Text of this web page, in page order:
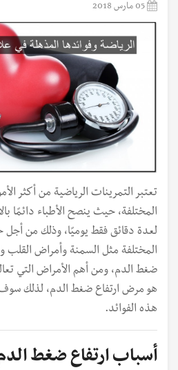
05 مارس 2018
تعتبر التمرينات الرياضية من أكثر
المختلفة، حيث ينصح الأطباء دائمًا
لعدة دقائق فقط يوميًا، وذلك من
المختلفة مثل السمنة وأمراض القلب
ضغط الدم، ومن أهم الأمراض التي
هو مرض ارتفاع ضغط الدم، لذلك
هذه الفوائد.
أسباب ارتفاع ضغط